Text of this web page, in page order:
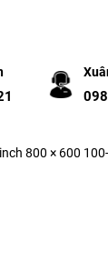
800 × 600